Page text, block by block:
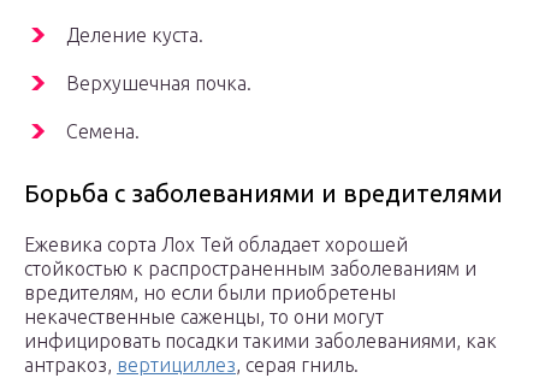
Деление куста.
Верхушечная почка.
Семена.
Борьба с заболеваниями и вредителями
Ежевика сорта Лох Тей обладает хорошей
стойкостью к распространенным заболеваниям и
вредителям, но если были приобретены
некачественные саженцы, то они могут
инфицировать посадки такими заболеваниями, как
антракоз, вертициллез, серая гниль.